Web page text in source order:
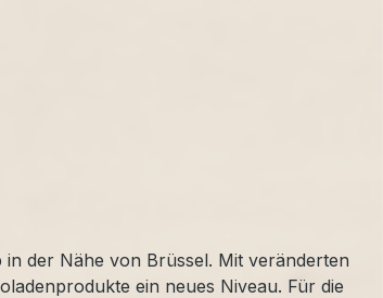
der Nähe von Brüssel. Mit veränderten
ein neues Niveau. Für die